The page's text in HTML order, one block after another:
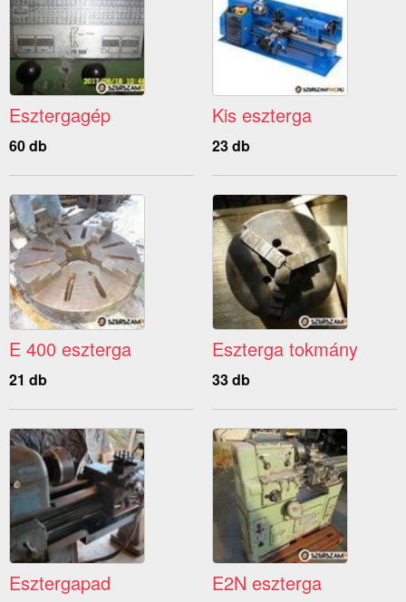
Esztergagép
60 db
Kis eszterga
23 db
E 400 eszterga
21 db
Eszterga tokmány
33 db
Esztergapad E2N eszterga